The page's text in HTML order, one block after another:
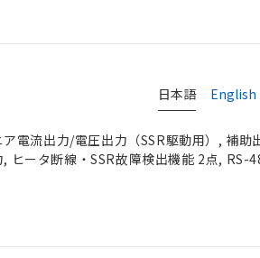
日本語 English
電流出力/電圧出力（SSR駆動用）, 補助
ヒータ断線・SSR故障検出機能 2点, RS-